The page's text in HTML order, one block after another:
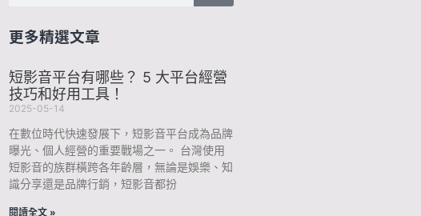
更多精選文章
短影音平台有哪些？ 5 大平台經營
技巧和好用工具！
2025-05-14
在數位時代快速發展下，短影音平台成為品牌
曝光、個人經營的重要戰場之一。 台灣使用
短影音的族群橫跨各年齡層，無論是娛樂、知
識分享還是品牌行銷，短影音都扮
閱讀全文 »